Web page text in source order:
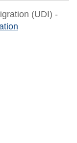
(UDI) -